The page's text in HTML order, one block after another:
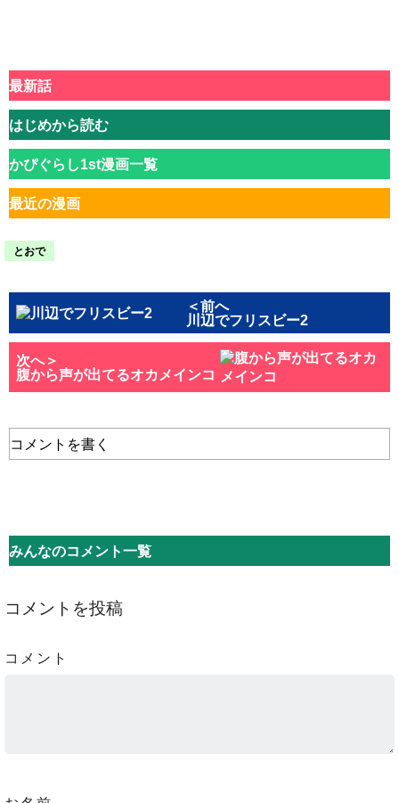
最新話
はじめから読む
かぴぐらし1st漫画一覧
最近の漫画
とおで
＜前へ
川辺でフリスビー2
次へ＞
腹から声が出てるオカメインコ
コメントを書く
みんなのコメント一覧
コメントを投稿
コメント